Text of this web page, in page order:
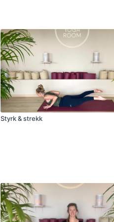
Styrk & strekk